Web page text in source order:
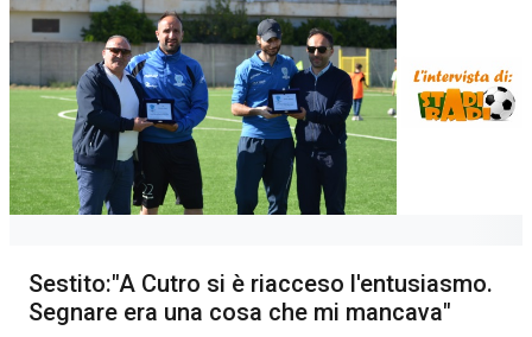
Sestito:"A Cutro si è riacceso l'entusiasmo.
Segnare era una cosa che mi mancava"